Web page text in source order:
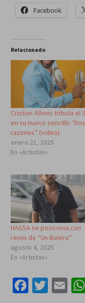
Facebook
Relacionado
Cristian Allexis tributa el
en su nuevo sencillo “Dos
razones” (video)
enero 21, 2025
En «Artistas»
HASSA se posiciona con
remix de “Un Bolero”
agosto 4, 2025
En «Artistas»